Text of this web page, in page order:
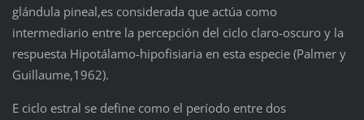
glándula pineal,es considerada que actúa como
intermediario entre la percepción del ciclo claro-oscuro y la
respuesta Hipotálamo-hipofisiaria en esta especie (Palmer y
Guillaume,1962).
E ciclo estral se define como el período entre dos